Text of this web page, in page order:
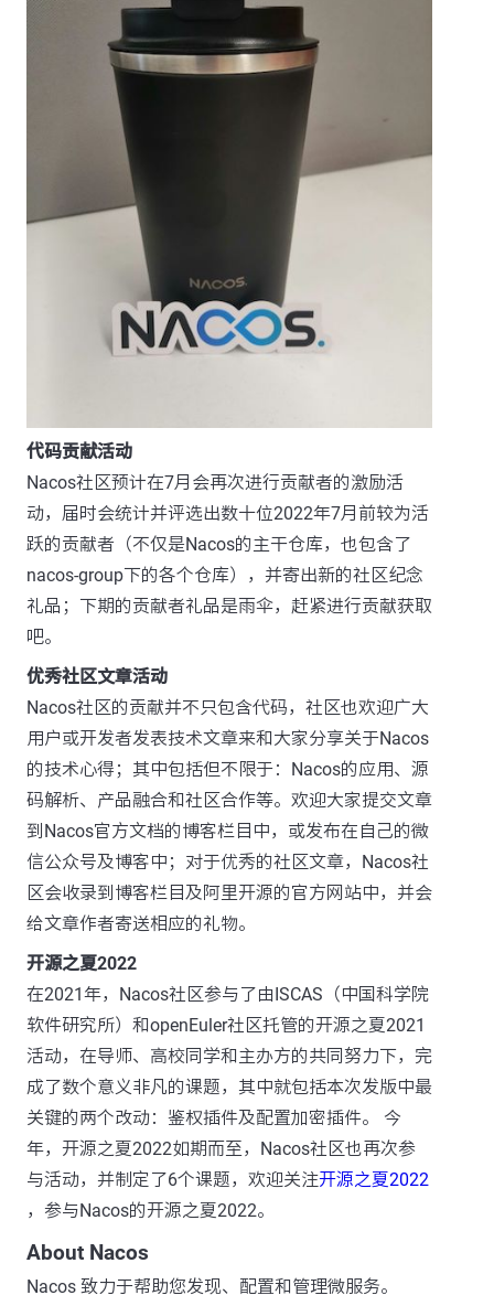
代码贡献活动
Nacos社区预计在7月会再次进行贡献者的激励活
动，届时会统计并评选出数十位2022年7月前较为活
跃的贡献者（不仅是Nacos的主干仓库，也包含了
nacos-group下的各个仓库），并寄出新的社区纪念
礼品；下期的贡献者礼品是雨伞，赶紧进行贡献获取
吧。
优秀社区文章活动
Nacos社区的贡献并不只包含代码，社区也欢迎广大
用户或开发者发表技术文章来和大家分享关于Nacos
的技术心得；其中包括但不限于：Nacos的应用、源
码解析、产品融合和社区合作等。欢迎大家提交文章
到Nacos官方文档的博客栏目中，或发布在自己的微
信公众号及博客中；对于优秀的社区文章，Nacos社
区会收录到博客栏目及阿里开源的官方网站中，并会
给文章作者寄送相应的礼物。
开源之夏2022
在2021年，Nacos社区参与了由ISCAS（中国科学院
软件研究所）和openEuler社区托管的开源之夏2021
活动，在导师、高校同学和主办方的共同努力下，完
成了数个意义非凡的课题，其中就包括本次发版中最
关键的两个改动：鉴权插件及配置加密插件。 今
年，开源之夏2022如期而至，Nacos社区也再次参
与活动，并制定了6个课题，欢迎关注开源之夏2022
，参与Nacos的开源之夏2022。
About Nacos
Nacos 致力于帮助您发现、配置和管理微服务。